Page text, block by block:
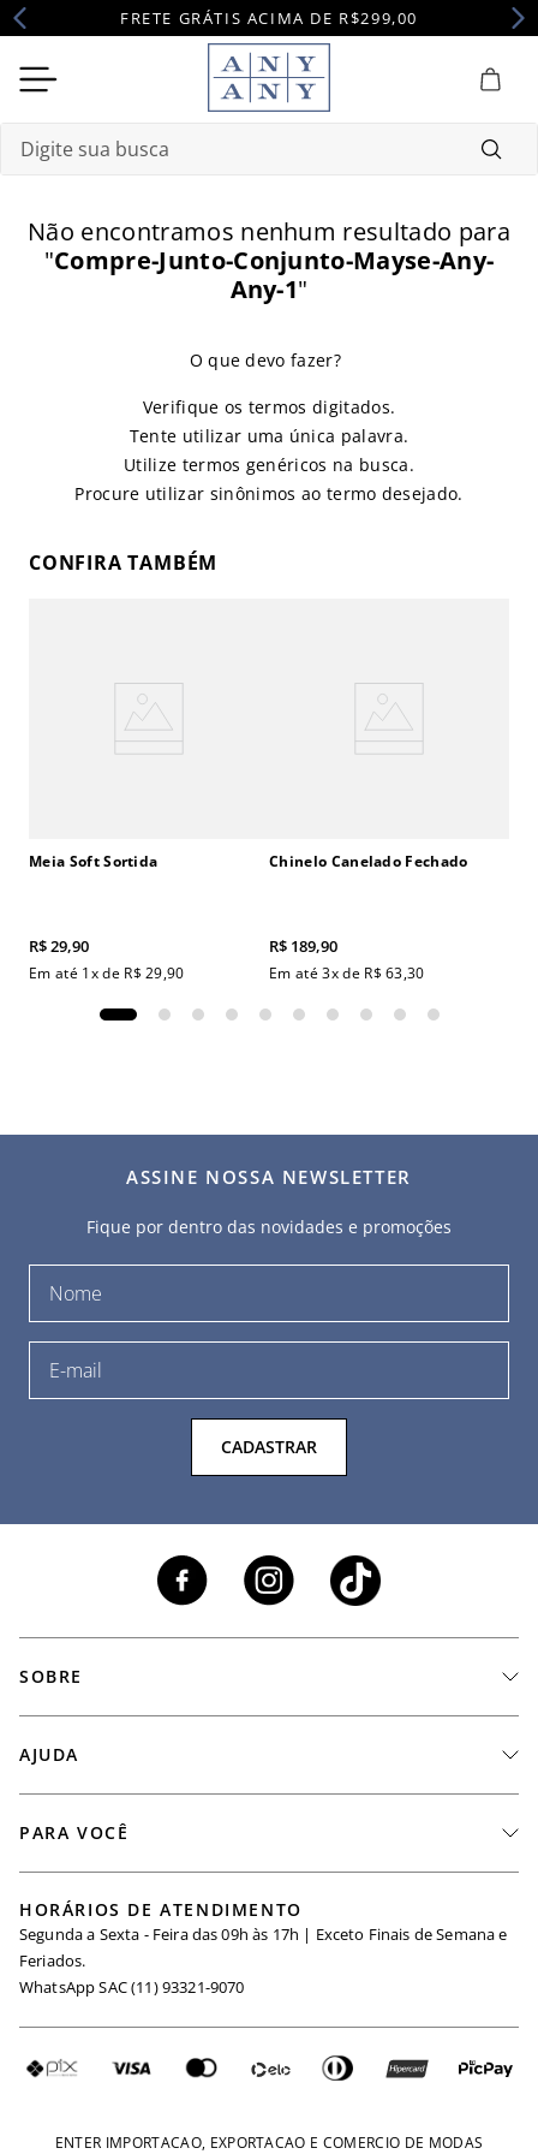
FRETE GRÁTIS ACIMA DE R$299,00
Não encontramos nenhum resultado para
"Compre-Junto-Conjunto-Mayse-Any-
Any-1"
Verifique os termos digitados.
Tente utilizar uma única palavra.
Utilize termos genéricos na busca.
Procure utilizar sinônimos ao termo desejado.
CONFIRA TAMBÉM
Meia Soft Sortida
R$29,90
Em até 1x de R$ 29,90
Chinelo Canelado Fechado
R$ 189,90
Em até3x de R$ 63,30
ASSINE NOSSA NEWSLETTER
Fique por dentro das novidades e promoções
CADASTRAR
SOBRE
Seja um Revendedor
Igualdade Salarial
Requisição de Dados
AJUDA
Minha Conta
Trocas
Fretes e Tarifas
PARA VOCÊ
Maternidade
Seja um Afiliado
HORÁRIOS DE ATENDIMENTO
Segunda a Sexta - Feira das 09h às 17h | Exceto Finais de Semana e
Feriados.
WhatsApp SAC (11) 93321-9070
ENTER IMPORTACAO, EXPORTACAO E COMERCIO DE MODAS
camisola